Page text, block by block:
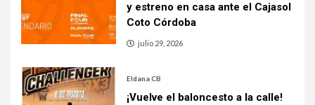
y estreno en casa ante el Cajasol
Coto Córdoba
julio 29, 2026
Eldana CB
¡Vuelve el baloncesto a la calle!